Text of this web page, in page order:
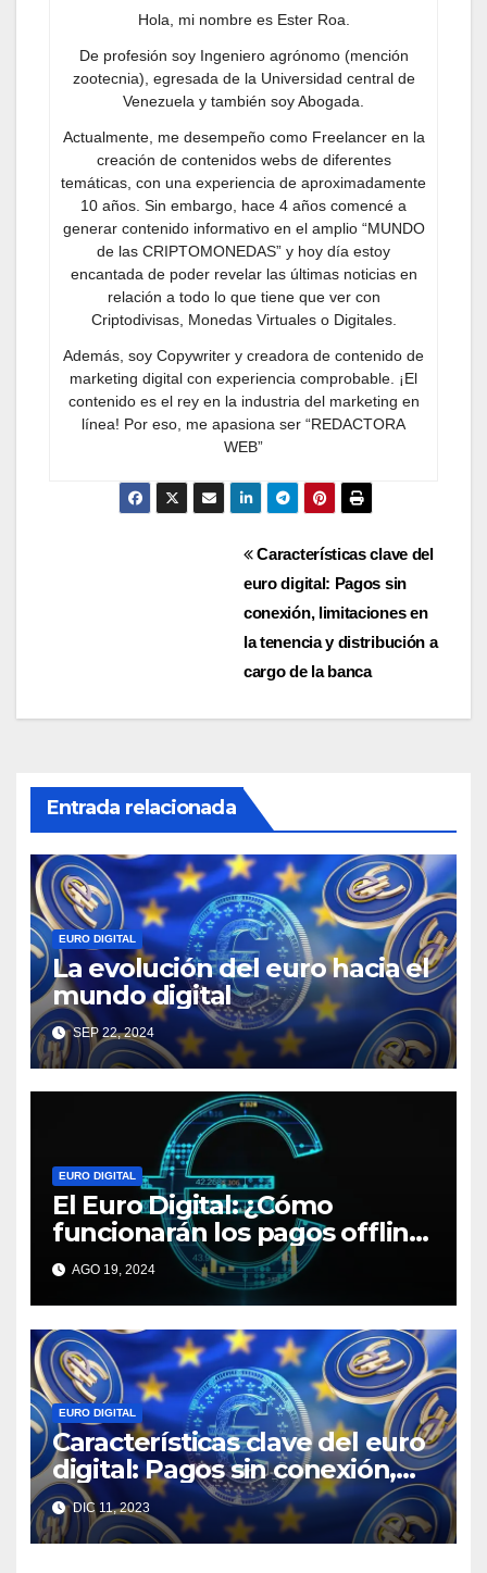
Hola, mi nombre es Ester Roa.
De profesión soy Ingeniero agrónomo (mención
zootecnia), egresada de la Universidad central de
Venezuela y también soy Abogada.
Actualmente, me desempeño como Freelancer en la
creación de contenidos webs de diferentes
temáticas, con una experiencia de aproximadamente
10 años. Sin embargo, hace 4 años comencé a
generar contenido informativo en el amplio “MUNDO
de las CRIPTOMONEDAS” y hoy día estoy
encantada de poder revelar las últimas noticias en
relación a todo lo que tiene que ver con
Criptodivisas, Monedas Virtuales o Digitales.
Además, soy Copywriter y creadora de contenido de
marketing digital con experiencia comprobable. ¡El
contenido es el rey en la industria del marketing en
línea! Por eso, me apasiona ser “REDACTORA
WEB”
Navegación Características clave del
euro digital: Pagos sin
conexión, limitaciones en
la tenencia y distribución a
cargo de la banca
Entrada relacionada
EURO DIGITAL
La evolución del euro hacia el
mundo digital
SEP 22, 2024
EURO DIGITAL
El Euro Digital: ¿Cómo
funcionarán los pagos offline
en Europa?
AGO 19, 2024
EURO DIGITAL
Características clave del euro
digital: Pagos sin conexión,
limitaciones en la tenencia y
distribución a cargo de la
banca
DIC 11, 2023